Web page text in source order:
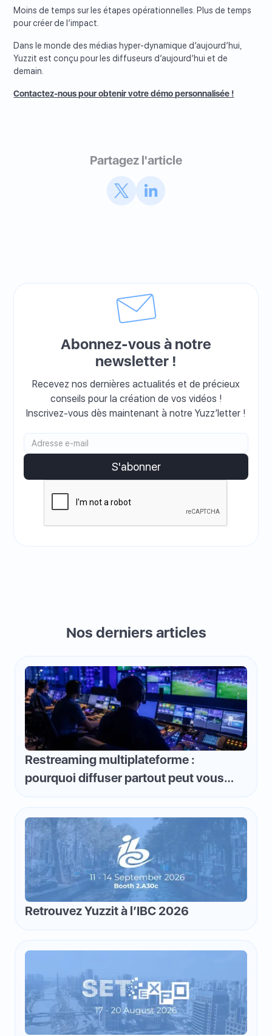
Moins de temps sur les étapes opérationnelles. Plus de temps
pour créer de l’impact.
Dans le monde des médias hyper-dynamique d’aujourd’hui,
Yuzzit est conçu pour les diffuseurs d’aujourd’hui et de
demain.
Contactez-nous pour obtenir votre démo personnalisée !
Partagez l'article
Abonnez-vous à notre
newsletter !
Recevez nos dernières actualités et de précieux
conseils pour la création de vos vidéos !
Inscrivez-vous dès maintenant à notre Yuzz’letter !
Nos derniers articles
Restreaming multiplateforme :
pourquoi diffuser partout peut vous
faire perdre de l'argent et comment
inverser la logique
Retrouvez Yuzzit à l’IBC 2026